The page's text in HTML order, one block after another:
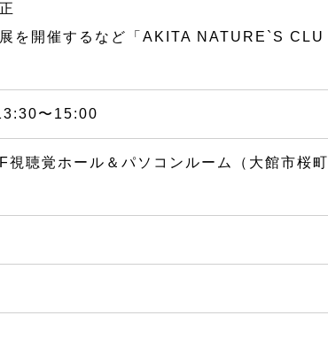
を開催するなど「AKITA NATURE`S CLU
〜15:00
聴覚ホール＆パソコンルーム（大館市桜町